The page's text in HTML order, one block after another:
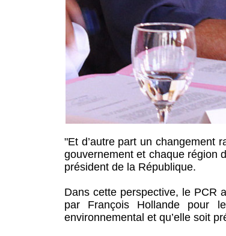
"Et d’autre part un changement
gouvernement et chaque région
président de la République.
Dans cette perspective, le PCR
par François Hollande pour
environnemental et qu’elle soit